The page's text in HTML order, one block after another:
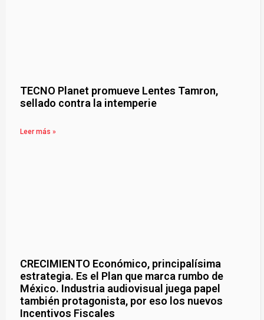
TECNO Planet promueve Lentes Tamron,
sellado contra la intemperie
Leer más »
CRECIMIENTO Económico, principalísima
estrategia. Es el Plan que marca rumbo de
México. Industria audiovisual juega papel
también protagonista, por eso los nuevos
Incentivos Fiscales